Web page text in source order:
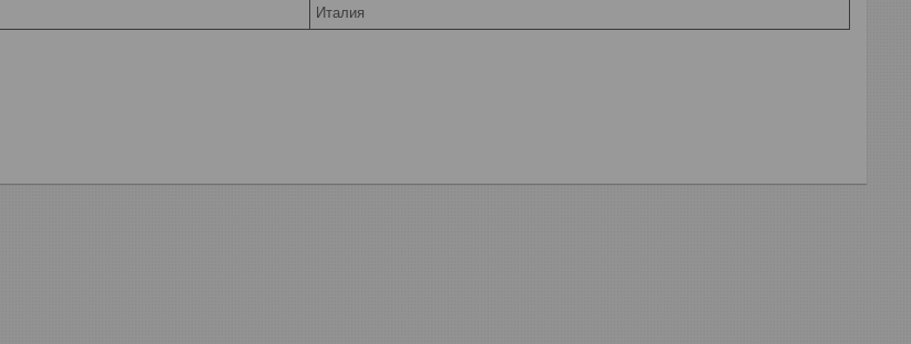
Италия